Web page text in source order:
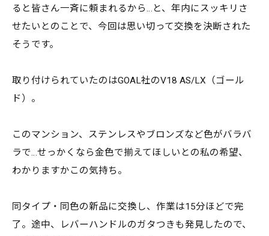
ると皆さん一斉に頼まれるから…と、年内にスッキリさ
せたいとのことで、今回は思い切って交換を決断された
そうです。
取り付けられていたのはGOAL社のV18 AS/LX（ゴール
ド）。
このマンション、ステンレスやブロンズなど色がバラバ
ラで…せっかくなら金色で揃えてほしいとの私の希望、
わかりますかこの気持ち。
同タイプ・同色の新品に交換し、作業は15分ほどで完
了。途中、レバーハンドルのガタつきも発見したので、